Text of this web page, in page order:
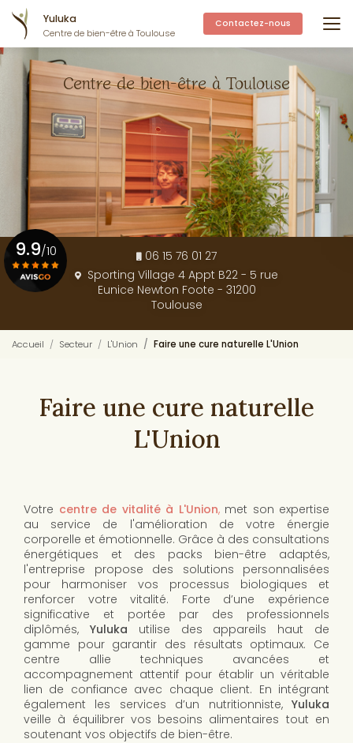
au
contenu
principal
Yuluka
Centre de bien-être à Toulouse
Contactez-nous
Centre de bien-être à Toulouse
06 15 76 01 27
Sporting Village 4 Appt B22 - 5 rue
Eunice Newton Foote - 31200
Toulouse
9.9/10
Accueil Secteur L'Union Faire une cure naturelle L'Union
Faire une cure naturelle
L'Union
Votre centre de vitalité à L'Union, met son expertise
au service de l'amélioration de votre énergie
corporelle et émotionnelle. Grâce à des consultations
énergétiques et des packs bien-être adaptés,
l'entreprise propose des solutions personnalisées
pour harmoniser vos processus biologiques et
renforcer votre vitalité. Forte d’une expérience
significative et portée par des professionnels
diplômés, Yuluka utilise des appareils haut de
gamme pour garantir des résultats optimaux. Ce
centre allie techniques avancées et
accompagnement attentif pour établir un véritable
lien de confiance avec chaque client. En intégrant
également les services d’un nutritionniste, Yuluka
veille à équilibrer vos besoins alimentaires tout en
soutenant vos objectifs de bien-être.